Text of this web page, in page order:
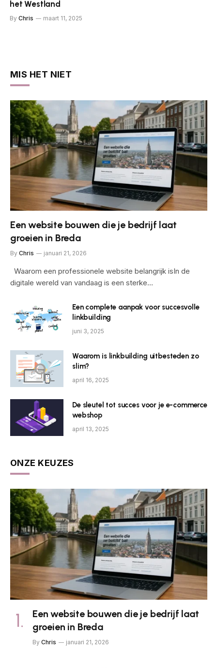
het Westland
By Chris maart 11, 2025
MIS HET NIET
Een website bouwen die je bedrijf laat
groeien in Breda
By Chris januari 21, 2026
Waarom een professionele website belangrijk isIn de
digitale wereld van vandaag is een sterke…
Een complete aanpak voor succesvolle
linkbuilding
juni 3, 2025
Waarom is linkbuilding uitbesteden zo
slim?
april 16, 2025
De sleutel tot succes voor je e-commerce
webshop
april 13, 2025
ONZE KEUZES
Een website bouwen die je bedrijf laat
groeien in Breda
By Chris januari 21, 2026